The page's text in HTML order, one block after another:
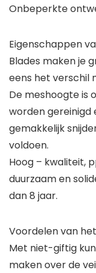
Onbeperkte
Eigenschappen
Blades maken je
eens het verschil
De meshoogte is
worden gereinigd
gemakkelijk
voldoen.
Hoog – kwaliteit,
duurzaam en
dan 8 jaar.
Voordelen van
Met niet-giftig
maken over de